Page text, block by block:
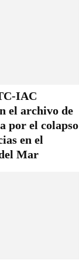
IAC
el archivo de
por el colapso
en el
Mar